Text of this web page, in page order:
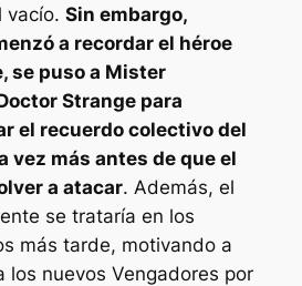
vacío. Sin embargo,
a recordar el héroe
se puso a Mister
Strange para
el recuerdo colectivo del
vez más antes de que el
a atacar. Además, el
se trataría en los
más tarde, motivando a
los nuevos Vengadores por